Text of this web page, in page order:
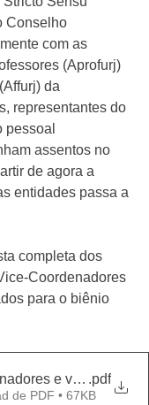
Conselho
com as
(Aprofurj)
da
representantes do
pessoal
assentos no
de agora a
entidades passa a
completa dos
Coordenadores
para o biênio
e .pdf
de PDF • 67KB